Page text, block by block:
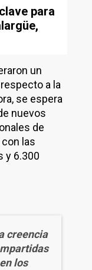
para
un
a la
se espera
nuevos
de
las
y 6.300
creencia
los